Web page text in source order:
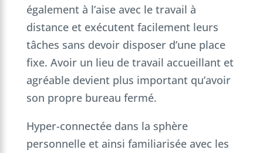
également à l’aise avec le travail à
distance et exécutent facilement leurs
tâches sans devoir disposer d’une place
fixe. Avoir un lieu de travail accueillant et
agréable devient plus important qu’avoir
son propre bureau fermé.
Hyper-connectée dans la sphère
personnelle et ainsi familiarisée avec les